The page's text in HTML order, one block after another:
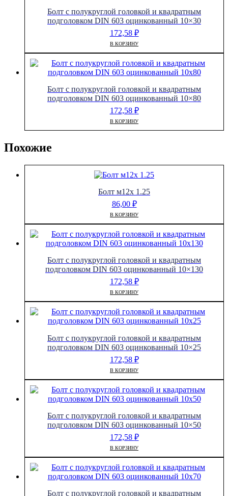
Болт с полукруглой головкой и квадратным
подголовком DIN 603 оцинкованный 10×30
172,58 ₽
В КОРЗИНУ
Болт с полукруглой головкой и квадратным
подголовком DIN 603 оцинкованный 10×80
172,58 ₽
В КОРЗИНУ
Похожие
Болт м12х 1.25
86,00 ₽
В КОРЗИНУ
Болт с полукруглой головкой и квадратным
подголовком DIN 603 оцинкованный 10×130
172,58 ₽
В КОРЗИНУ
Болт с полукруглой головкой и квадратным
подголовком DIN 603 оцинкованный 10×25
172,58 ₽
В КОРЗИНУ
Болт с полукруглой головкой и квадратным
подголовком DIN 603 оцинкованный 10×50
172,58 ₽
В КОРЗИНУ
Болт с полукруглой головкой и квадратным